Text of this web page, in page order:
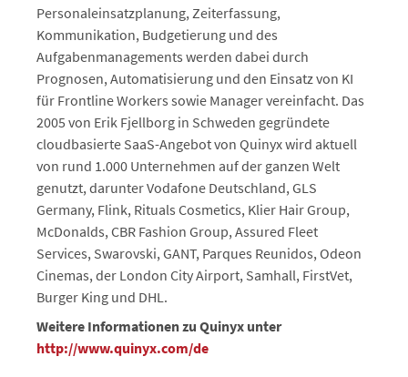
Personaleinsatzplanung, Zeiterfassung,
Kommunikation, Budgetierung und des
Aufgabenmanagements werden dabei durch
Prognosen, Automatisierung und den Einsatz von KI
für Frontline Workers sowie Manager vereinfacht. Das
2005 von Erik Fjellborg in Schweden gegründete
cloudbasierte SaaS-Angebot von Quinyx wird aktuell
von rund 1.000 Unternehmen auf der ganzen Welt
genutzt, darunter Vodafone Deutschland, GLS
Germany, Flink, Rituals Cosmetics, Klier Hair Group,
McDonalds, CBR Fashion Group, Assured Fleet
Services, Swarovski, GANT, Parques Reunidos, Odeon
Cinemas, der London City Airport, Samhall, FirstVet,
Burger King und DHL.
Weitere Informationen zu Quinyx unter
http://www.quinyx.com/de